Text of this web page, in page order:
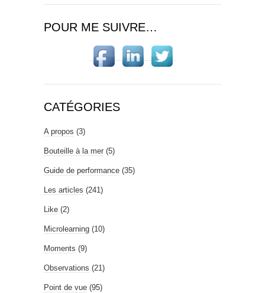
POUR ME SUIVRE…
CATÉGORIES
A propos (3)
Bouteille à la mer (5)
Guide de performance (35)
Les articles (241)
Like (2)
Microlearning (10)
Moments (9)
Observations (21)
Point de vue (95)